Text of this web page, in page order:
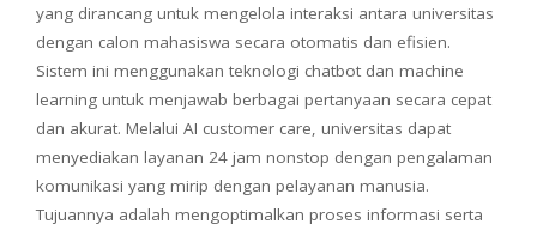
yang dirancang untuk mengelola interaksi antara universitas
dengan calon mahasiswa secara otomatis dan efisien.
Sistem ini menggunakan teknologi chatbot dan machine
learning untuk menjawab berbagai pertanyaan secara cepat
dan akurat. Melalui AI customer care, universitas dapat
menyediakan layanan 24 jam nonstop dengan pengalaman
komunikasi yang mirip dengan pelayanan manusia.
Tujuannya adalah mengoptimalkan proses informasi serta